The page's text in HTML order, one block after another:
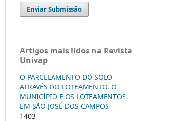
Enviar Submissão
Artigos mais lidos na Revista
Univap
O PARCELAMENTO DO SOLO
ATRAVÉS DO LOTEAMENTO: O
MUNICÍPIO E OS LOTEAMENTOS
EM SÃO JOSÉ DOS CAMPOS
1403